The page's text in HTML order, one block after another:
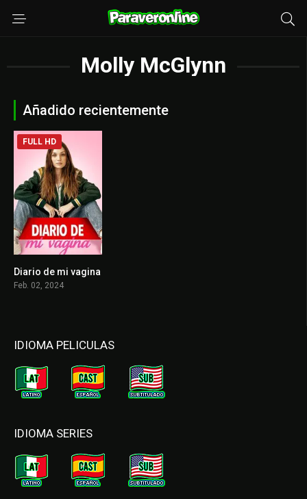
Molly McGlynn
Añadido recientemente
6.8
FULL HD
Diario de mi vagina
Feb. 02, 2024
IDIOMA PELICULAS
IDIOMA SERIES